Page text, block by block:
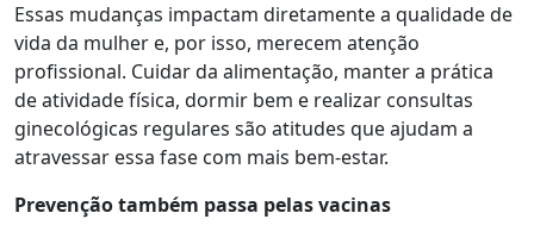
Essas mudanças impactam diretamente a qualidade de
vida da mulher e, por isso, merecem atenção
profissional. Cuidar da alimentação, manter a prática
de atividade física, dormir bem e realizar consultas
ginecológicas regulares são atitudes que ajudam a
atravessar essa fase com mais bem-estar.
Prevenção também passa pelas vacinas